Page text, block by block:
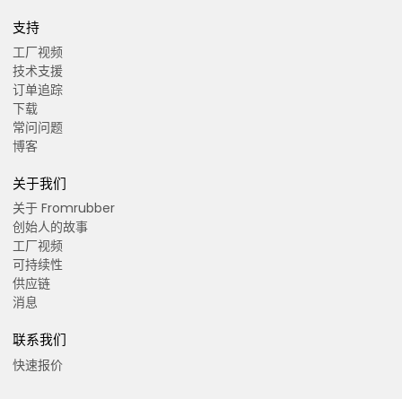
支持
工厂视频
技术支援
订单追踪
下载
常问问题
博客
关于我们
关于 Fromrubber
创始人的故事
工厂视频
可持续性
供应链
消息
联系我们
快速报价